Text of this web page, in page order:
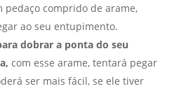
pedaço comprido de arame,
ao seu entupimento.
dobrar a ponta do seu
com esse arame, tentará pegar
ser mais fácil, se ele tiver